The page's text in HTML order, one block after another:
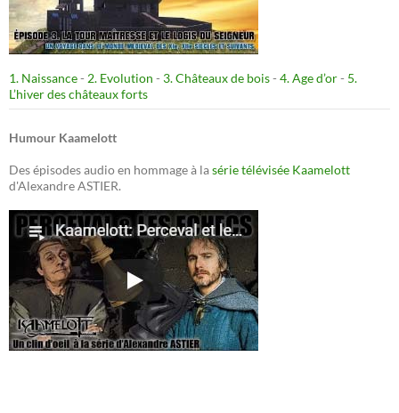
1. Naissance- 2. Evolution - 3. Châteaux de bois- 4. Age d’or- 5.
L’hiver des châteaux forts
Humour Kaamelott
Des épisodes audio en hommage à lasérie télévisée Kaamelott
d'Alexandre ASTIER.